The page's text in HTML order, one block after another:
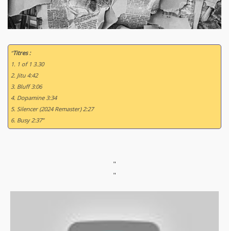
“Titres :
1. 1 of 1 3.30
2. Jitu 4:42
3. Bluff 3:06
4. Dopamine 3:34
5. Silencer (2024 Remaster) 2:27
6. Busy 2:37”
"
"